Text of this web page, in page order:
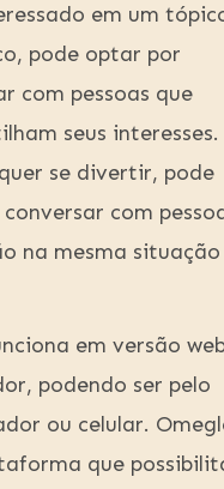
em um
pode optar por
com pessoas que
seus interesses.
se divertir, pode
com
na mesma
em versão
podendo ser pelo
ou celular.
que